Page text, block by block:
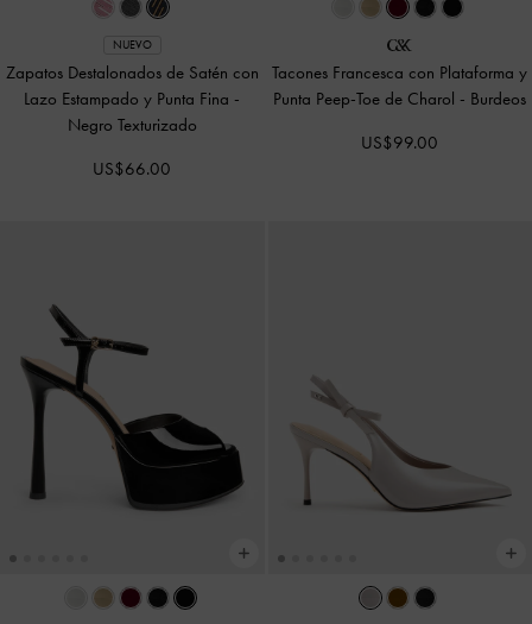
NUEVO
Zapatos Destalonados de Satén con
Lazo Estampado y Punta Fina -
Negro Texturizado
US$66.00
Tacones Francesca con Plataforma y
Punta Peep-Toe de Charol - Burdeos
US$99.00